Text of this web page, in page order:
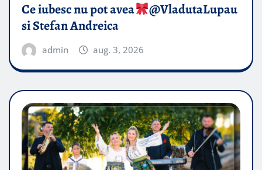
Ce iubesc nu pot avea
​@VladutaLupau
si Stefan Andreica
admin aug. 3, 2026